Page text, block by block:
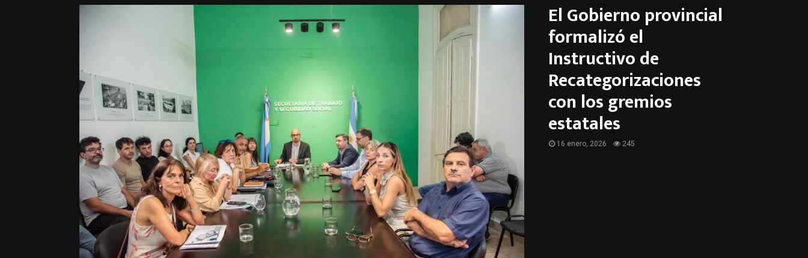
El Gobierno provincial
formalizó el
Instructivo de
Recategorizaciones
con los gremios
estatales
16 enero, 2026 245